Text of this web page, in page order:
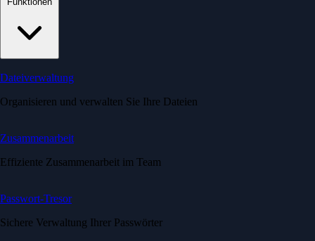
Dateiverwaltung
Organisieren und verwalten Sie Ihre Dateien
Zusammenarbeit
Effiziente Zusammenarbeit im Team
Passwort-Tresor
Sichere Verwaltung Ihrer Passwörter